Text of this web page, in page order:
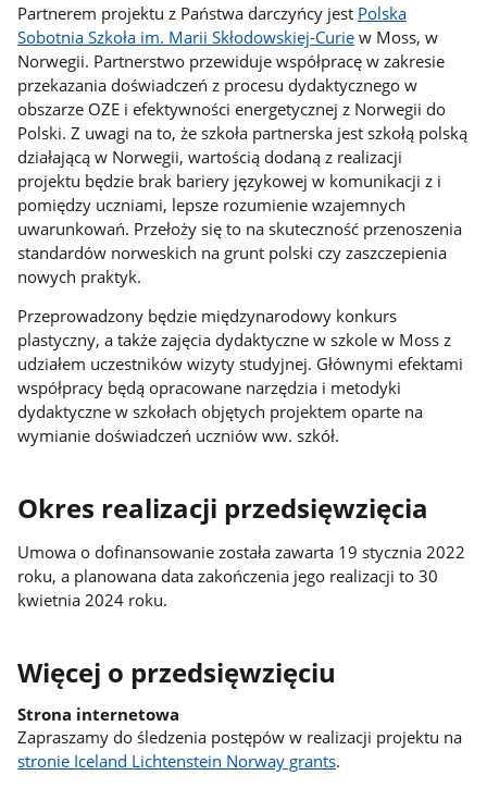
Partnerem projektu z Państwa darczyńcy jest Polska
Sobotnia Szkoła im. Marii Skłodowskiej-Curie w Moss, w
Norwegii. Partnerstwo przewiduje współpracę w zakresie
przekazania doświadczeń z procesu dydaktycznego w
obszarze OZE i efektywności energetycznej z Norwegii do
Polski. Z uwagi na to, że szkoła partnerska jest szkołą polską
działającą w Norwegii, wartością dodaną z realizacji
projektu będzie brak bariery językowej w komunikacji z i
pomiędzy uczniami, lepsze rozumienie wzajemnych
uwarunkowań. Przełoży się to na skuteczność przenoszenia
standardów norweskich na grunt polski czy zaszczepienia
nowych praktyk.
Przeprowadzony będzie międzynarodowy konkurs
plastyczny, a także zajęcia dydaktyczne w szkole w Moss z
udziałem uczestników wizyty studyjnej. Głównymi efektami
współpracy będą opracowane narzędzia i metodyki
dydaktyczne w szkołach objętych projektem oparte na
wymianie doświadczeń uczniów ww. szkół.
Okres realizacji przedsięwzięcia
Umowa o dofinansowanie została zawarta 19 stycznia 2022
roku, a planowana data zakończenia jego realizacji to 30
kwietnia 2024 roku.
Więcej o przedsięwzięciu
Strona internetowa
Zapraszamy do śledzenia postępów w realizacji projektu na
stronie Iceland Lichtenstein Norway grants.